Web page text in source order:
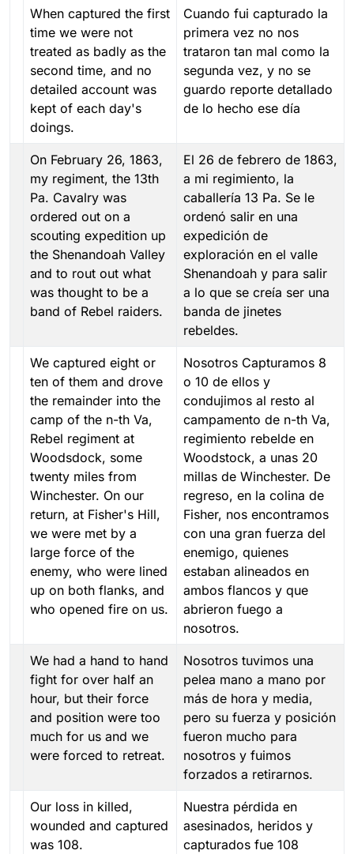
When captured the first
time we were not
treated as badly as the
second time, and no
detailed account was
kept of each day's
doings.
Cuando fui capturado la
primera vez no nos
trataron tan mal como la
segunda vez, y no se
guardo reporte detallado
de lo hecho ese día
On February 26, 1863,
my regiment, the 13th
Pa. Cavalry was
ordered out on a
scouting expedition up
the Shenandoah Valley
and to rout out what
was thought to be a
band of Rebel raiders.
El 26 de febrero de 1863,
a mi regimiento, la
caballería 13 Pa. Se le
ordenó salir en una
expedición de
exploración en el valle
Shenandoah y para salir
a lo que se creía ser una
banda de jinetes
rebeldes.
We captured eight or
ten of them and drove
the remainder into the
camp of the n-th Va,
Rebel regiment at
Woodsdock, some
twenty miles from
Winchester. On our
return, at Fisher's Hill,
we were met by a
large force of the
enemy, who were lined
up on both flanks, and
who opened fire on us.
Nosotros Capturamos 8
o 10 de ellos y
condujimos al resto al
campamento de n-th Va,
regimiento rebelde en
Woodstock, a unas 20
millas de Winchester. De
regreso, en la colina de
Fisher, nos encontramos
con una gran fuerza del
enemigo, quienes
estaban alineados en
ambos flancos y que
abrieron fuego a
nosotros.
We had a hand to hand
fight for over half an
hour, but their force
and position were too
much for us and we
were forced to retreat.
Nosotros tuvimos una
pelea mano a mano por
más de hora y media,
pero su fuerza y posición
fueron mucho para
nosotros y fuimos
forzados a retirarnos.
Our loss in killed,
wounded and captured
was 108.
Nuestra pérdida en
asesinados, heridos y
capturados fue 108